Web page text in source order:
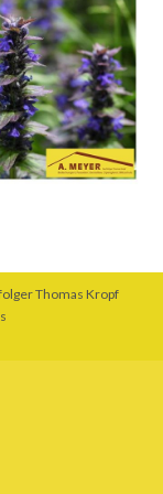
Thomas Kropf